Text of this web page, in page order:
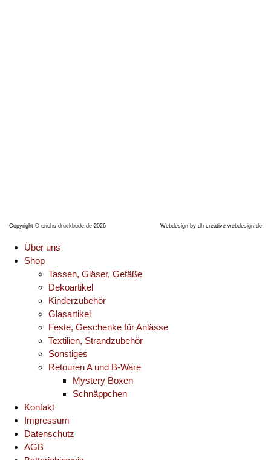
Copyright © erichs-druckbude.de 2026 Webdesign by dh-creative-webdesign.de
Über uns
Shop
Tassen, Gläser, Gefäße
Dekoartikel
Kinderzubehör
Glasartikel
Feste, Geschenke für Anlässe
Textilien, Strandzubehör
Sonstiges
Retouren A und B-Ware
Mystery Boxen
Schnäppchen
Kontakt
Impressum
Datenschutz
AGB